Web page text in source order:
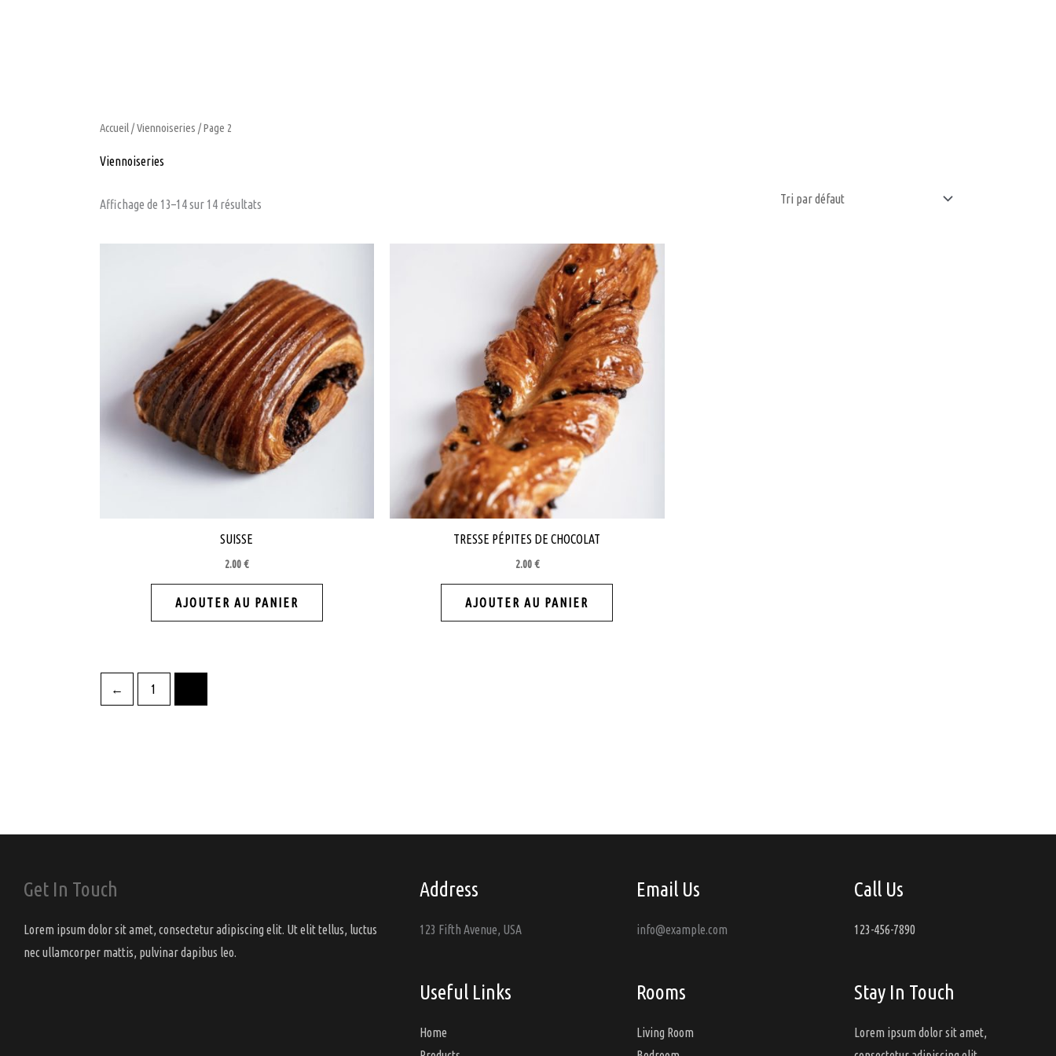
Accueil/Viennoiseries / Page 2
Viennoiseries
Affichage de 13–14 sur 14 résultats
SUISSE
2.00€
AJOUTER AU PANIER
TRESSE PÉPITES DE CHOCOLAT
2.00€
AJOUTER AU PANIER
← 1
Get In Touch
Lorem ipsum dolor sit amet, consectetur adipiscing elit. Ut elit tellus, luctus
nec ullamcorper mattis, pulvinar dapibus leo.
Address
123 Fifth Avenue, USA
Useful Links
Home
Email Us
info@example.com
Rooms
Living Room
Call Us
123-456-7890
Stay In Touch
Lorem ipsum dolor sit amet,